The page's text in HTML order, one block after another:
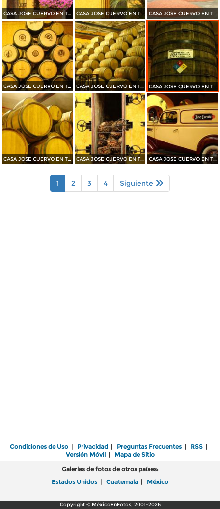
CASA JOSE CUERVO EN TEQUILA 2015 CASA JOSE CUERVO EN TEQUILA 2015 CASA JOSE CUERVO EN TEQUILA 2015
CASA JOSE CUERVO EN TEQUILA 2015 CASA JOSE CUERVO EN TEQUILA 2015 CASA JOSE CUERVO EN TEQUILA 2015
CASA JOSE CUERVO EN TEQUILA 2015 CASA JOSE CUERVO EN TEQUILA 2015 CASA JOSE CUERVO EN TEQUILA 2015
1 2 3 4 Siguiente
Condiciones de Uso | Privacidad | Preguntas Frecuentes | RSS |
Versión Móvil| Mapa de Sitio
Galerías de fotos de otros países:
Estados Unidos | Guatemala | México
Copyright © MéxicoEnFotos, 2001-2026